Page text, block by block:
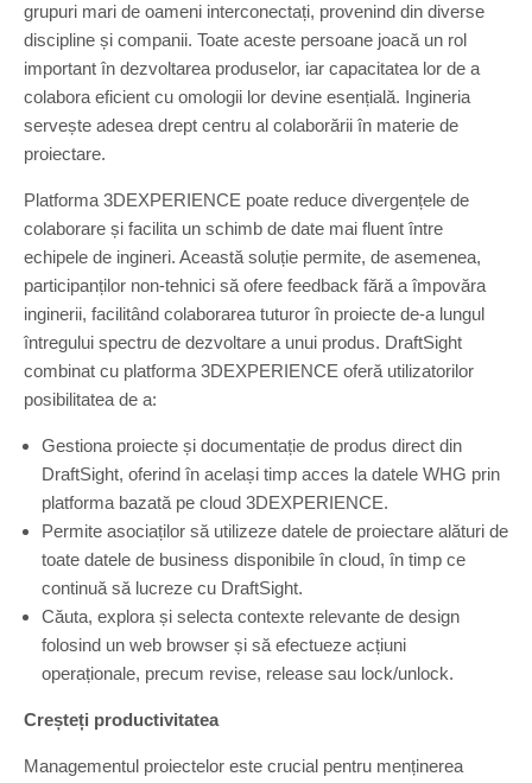
grupuri mari de oameni interconectați, provenind din diverse
discipline și companii. Toate aceste persoane joacă un rol
important în dezvoltarea produselor, iar capacitatea lor de a
colabora eficient cu omologii lor devine esențială. Ingineria
servește adesea drept centru al colaborării în materie de
proiectare.
Platforma 3DEXPERIENCE poate reduce divergențele de
colaborare și facilita un schimb de date mai fluent între
echipele de ingineri. Această soluție permite, de asemenea,
participanților non-tehnici să ofere feedback fără a împovăra
inginerii, facilitând colaborarea tuturor în proiecte de-a lungul
întregului spectru de dezvoltare a unui produs. DraftSight
combinat cu platforma 3DEXPERIENCE oferă utilizatorilor
posibilitatea de a:
Gestiona proiecte și documentație de produs direct din
DraftSight, oferind în același timp acces la datele WHG prin
platforma bazată pe cloud 3DEXPERIENCE.
Permite asociaților să utilizeze datele de proiectare alături de
toate datele de business disponibile în cloud, în timp ce
continuă să lucreze cu DraftSight.
Căuta, explora și selecta contexte relevante de design
folosind un web browser și să efectueze acțiuni
operaționale, precum revise, release sau lock/unlock.
Creșteți productivitatea
Managementul proiectelor este crucial pentru menținerea